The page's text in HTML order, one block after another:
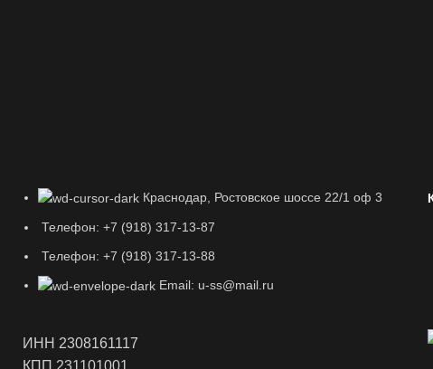
Краснодар, Ростовское шоссе 22/1 оф 3
Телефон: +7 (918) 317-13-87
Телефон: +7 (918) 317-13-88
Email: u-ss@mail.ru
ИНН 2308161117
КПП 231101001